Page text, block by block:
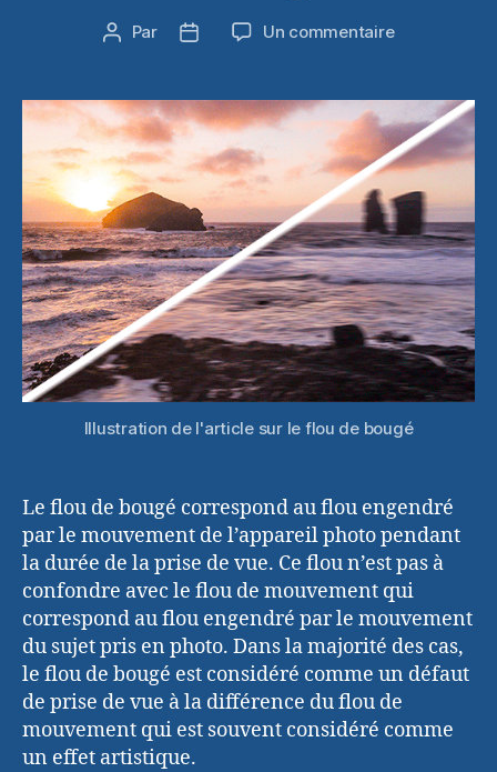
Auteur
Par
Date
Un commentairesur
le
flou
de
bougé
Illustration de l'article sur le flou de bougé
Le flou de bougé correspond au flou engendré
par le mouvement de l’appareil photo pendant
la durée de la prise de vue. Ce flou n’est pas à
confondre avec le flou de mouvement qui
correspond au flou engendré par le mouvement
du sujet pris en photo. Dans la majorité des cas,
le flou de bougé est considéré comme un défaut
de prise de vue à la différence du flou de
mouvement qui est souvent considéré comme
un effet artistique.